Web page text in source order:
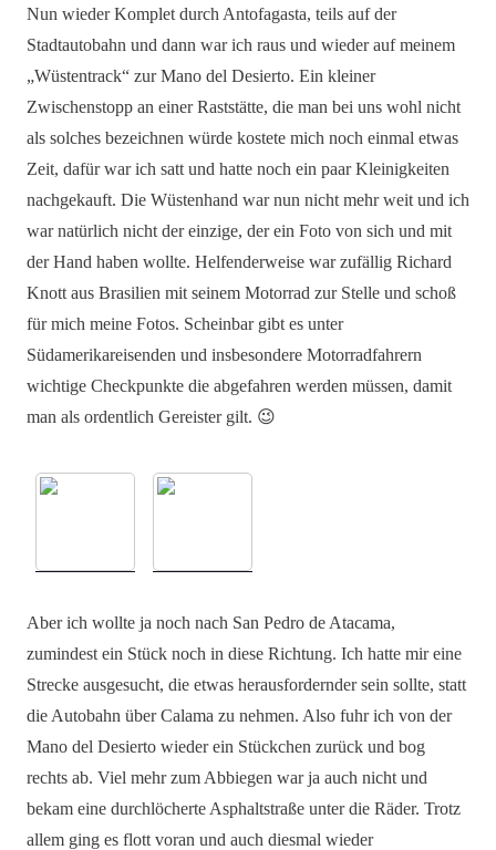
Nun wieder Komplet durch Antofagasta, teils auf der
Stadtautobahn und dann war ich raus und wieder auf meinem
„Wüstentrack“ zur Mano del Desierto. Ein kleiner
Zwischenstopp an einer Raststätte, die man bei uns wohl nicht
als solches bezeichnen würde kostete mich noch einmal etwas
Zeit, dafür war ich satt und hatte noch ein paar Kleinigkeiten
nachgekauft. Die Wüstenhand war nun nicht mehr weit und ich
war natürlich nicht der einzige, der ein Foto von sich und mit
der Hand haben wollte. Helfenderweise war zufällig Richard
Knott aus Brasilien mit seinem Motorrad zur Stelle und schoß
für mich meine Fotos. Scheinbar gibt es unter
Südamerikareisenden und insbesondere Motorradfahrern
wichtige Checkpunkte die abgefahren werden müssen, damit
man als ordentlich Gereister gilt. 😉
Aber ich wollte ja noch nach San Pedro de Atacama,
zumindest ein Stück noch in diese Richtung. Ich hatte mir eine
Strecke ausgesucht, die etwas herausfordernder sein sollte, statt
die Autobahn über Calama zu nehmen. Also fuhr ich von der
Mano del Desierto wieder ein Stückchen zurück und bog
rechts ab. Viel mehr zum Abbiegen war ja auch nicht und
bekam eine durchlöcherte Asphaltstraße unter die Räder. Trotz
allem ging es flott voran und auch diesmal wieder